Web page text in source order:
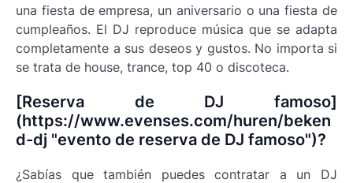
una fiesta de empresa, un aniversario o una fiesta de
cumpleaños. El DJ reproduce música que se adapta
completamente a sus deseos y gustos. No importa si
se trata de house, trance, top 40 o discoteca.
[Reserva de DJ famoso]
(https://www.evenses.com/huren/beken
d-dj "evento de reserva de DJ famoso")?
¿Sabías que también puedes contratar a un DJ